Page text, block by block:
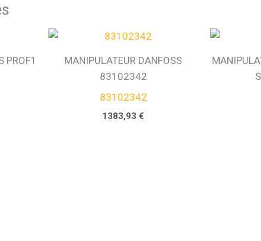
PROF1
MANIPULATEUR DANFOSS
83102342
83102342
1383,93€